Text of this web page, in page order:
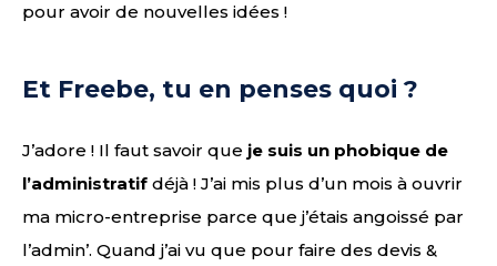
pour avoir de nouvelles idées !
Et Freebe, tu en penses quoi ?
J’adore ! Il faut savoir que je suis un phobique de
l’administratif déjà ! J’ai mis plus d’un mois à ouvrir
ma micro-entreprise parce que j’étais angoissé par
l’admin’. Quand j’ai vu que pour faire des devis &